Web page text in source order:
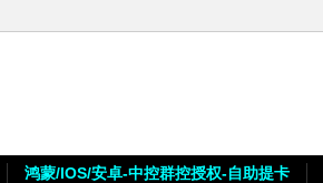
鸿蒙/IOS/安卓-中控群控授权-自助提卡